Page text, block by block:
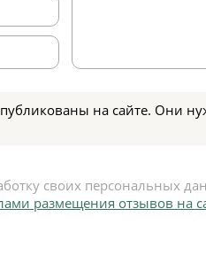
на сайте. Они
своих персональных
размещения отзывов на